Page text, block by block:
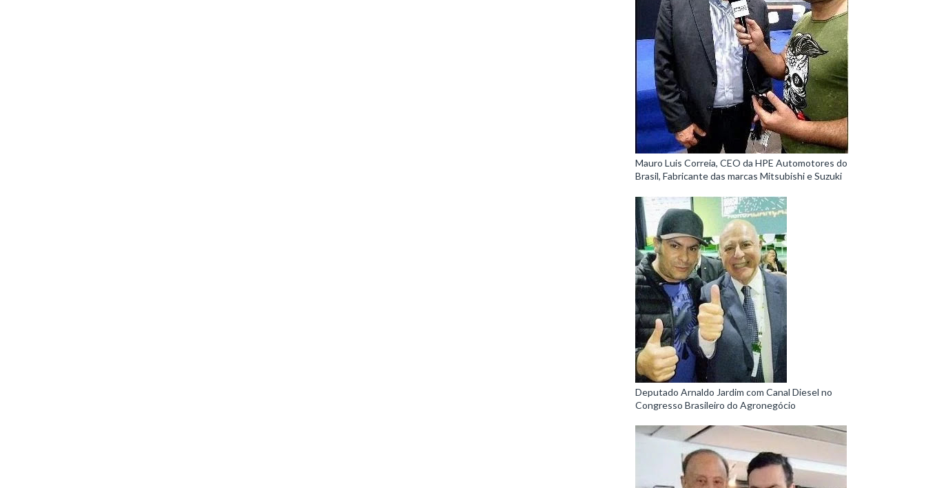
Mauro Luis Correia, CEO da HPE Automotores do
Brasil, Fabricante das marcas Mitsubishi e Suzuki
Deputado Arnaldo Jardim com Canal Diesel no
Congresso Brasileiro do Agronegócio